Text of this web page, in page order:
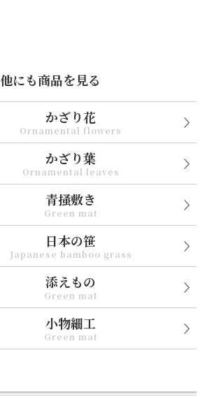
他にも商品を見る
かざり花
Ornamental flowers
かざり葉
Ornamental leaves
青掻敷き
Green mat
日本の笹
Japanese bamboo grass
添えもの
Green mat
小物細工
Green mat